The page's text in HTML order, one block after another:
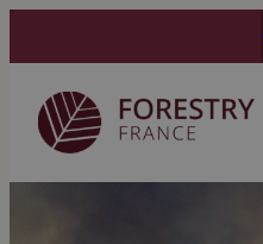
au
contenu